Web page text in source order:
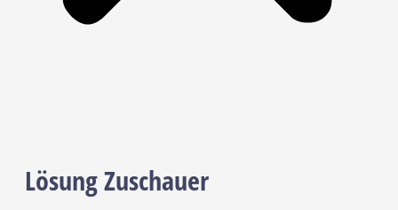
Lösung Zuschauer